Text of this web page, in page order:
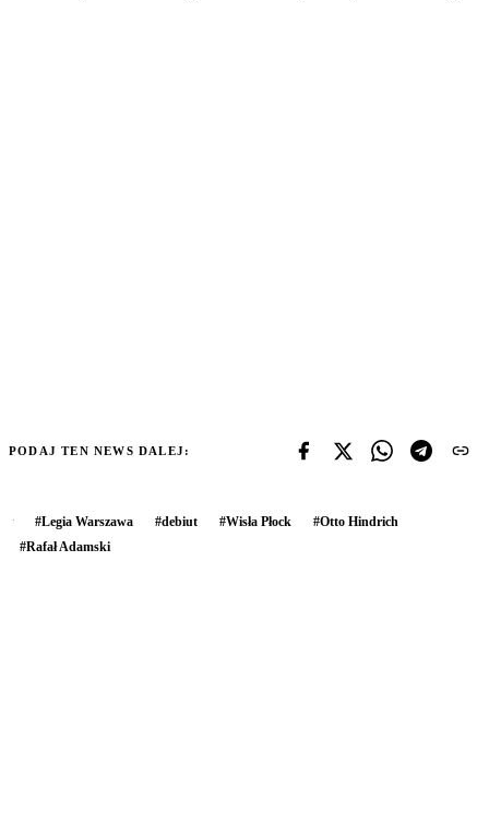
PODAJ TEN NEWS DALEJ:
#Legia Warszawa #debiut #Wisła Płock #Otto Hindrich
#Rafał Adamski